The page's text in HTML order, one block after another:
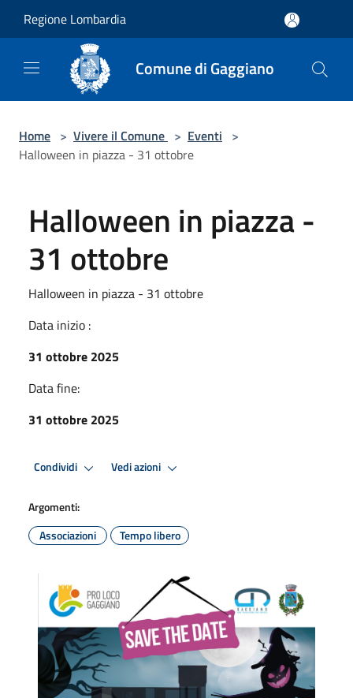
Regione Lombardia
Comune di Gaggiano
Home > Vivere il Comune > Eventi >
Halloween in piazza - 31 ottobre
Halloween in piazza -
31 ottobre
Halloween in piazza - 31 ottobre
Data inizio :
31 ottobre 2025
Data fine:
31 ottobre 2025
Condividi Vedi azioni
Argomenti:
Associazioni
Tempo libero